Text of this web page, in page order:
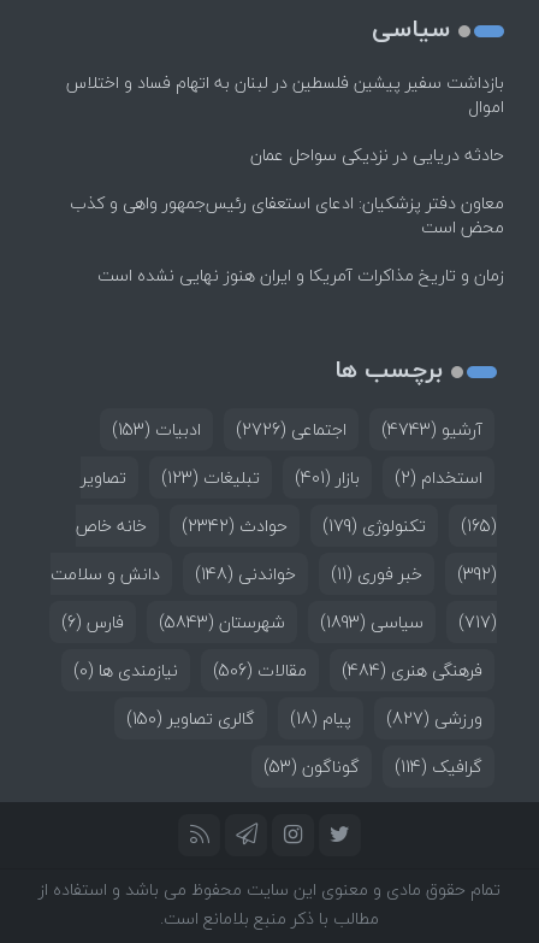
سیاسی
بازداشت سفیر پیشین فلسطین در لبنان به اتهام فساد و اختلاس
اموال
حادثه دریایی در نزدیکی سواحل عمان
معاون دفتر پزشکیان: ادعای استعفای رئیس‌جمهور واهی و کذب
محض است
زمان و تاریخ مذاکرات آمریکا و ایران هنوز نهایی نشده است
برچسب ها
آرشیو (4743) اجتماعی (2726) ادبیات (153)
استخدام (2) بازار (401) تبلیغات (123)
تصاویر
(165)
تکنولوژی (179) حوادث (2342)
خانه خاص
(392)
خبر فوری (11) خواندنی (148)
دانش و سلامت
(717)
سیاسی (1893) شهرستان (5843) فارس (6)
فرهنگی هنری (484) مقالات (506) نیازمندی ها (0)
ورزشی (827) پیام (18) گالری تصاویر (150)
گرافیک (114) گوناگون (53)
تمام حقوق مادی و معنوی این سایت محفوظ می باشد و استفاده از
مطالب با ذکر منبع بلامانع است.